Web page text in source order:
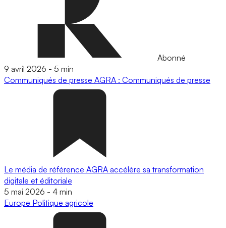
Abonné
9 avril 2026 - 5 min
Communiqués de presse AGRA : Communiqués de presse
Le média de référence AGRA accélère sa transformation
digitale et éditoriale
5 mai 2026 - 4 min
Europe Politique agricole